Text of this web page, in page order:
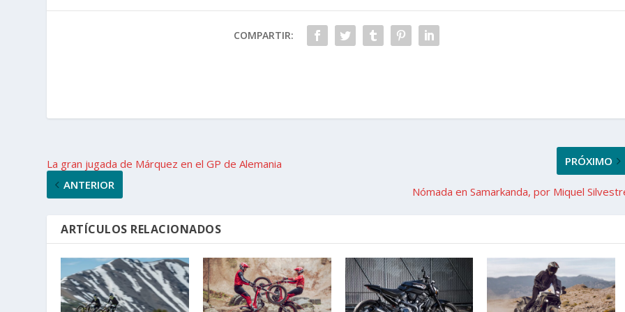
COMPARTIR:
La gran jugada de Márquez en el GP de Alemania
ANTERIOR
PRÓXIMO
Nómada en Samarkanda, por Miquel
ARTÍCULOS RELACIONADOS